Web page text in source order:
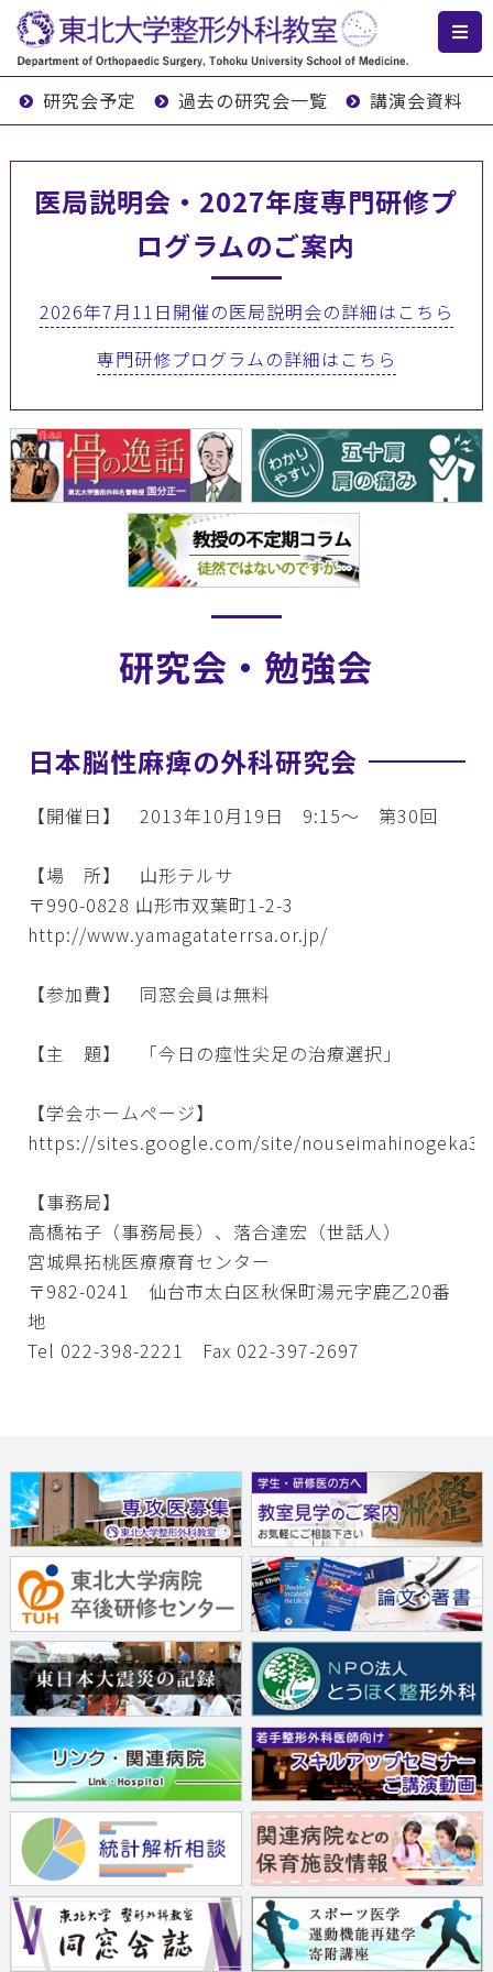
研究会予定 過去の研究会一覧 講演会資料
医局説明会・2027年度専門研修プ
ログラムのご案内
2026年7月11日開催の医局説明会の詳細はこちら
専門研修プログラムの詳細はこちら
研究会・勉強会
日本脳性麻痺の外科研究会
【開催日】 2013年10月19日 9:15～ 第30回
【場 所】 山形テルサ
〒990-0828 山形市双葉町1-2-3
http://www.yamagataterrsa.or.jp/
【参加費】 同窓会員は無料
【主 題】 「今日の痙性尖足の治療選択」
【学会ホームページ】
https://sites.google.com/site/
【事務局】
高橋祐子（事務局長）、落合達宏（世話人）
宮城県拓桃医療療育センター
〒982-0241 仙台市太白区秋保町湯元字鹿乙20番
地
Tel 022-398-2221 Fax 022-397-2697